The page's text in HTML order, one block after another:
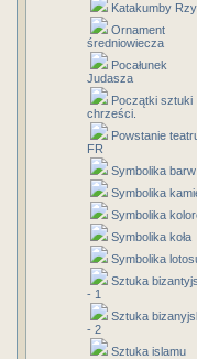
Katakumby
Ornament
średniowiecza
Pocałunek
Judasza
Początki sztuki
chrześci.
Powstanie
FR
Symbolika barw
Symbolika
Symbolika
Symbolika koła
Symbolika
Sztuka
- 1
Sztuka
- 2
Sztuka islamu